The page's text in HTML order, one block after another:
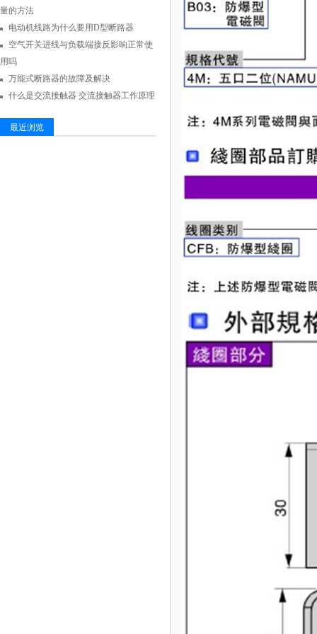
量的方法
电动机线路为什么要用D型断路器
空气开关进线与负载端接反影响正常使
用吗
万能式断路器的故障及解决
什么是交流接触器 交流接触器工作原理
最近浏览